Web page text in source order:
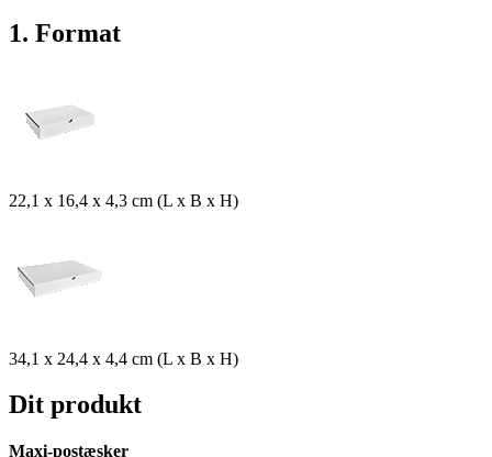
1. Format
22,1 x 16,4 x 4,3 cm (L x B x H)
34,1 x 24,4 x 4,4 cm (L x B x H)
Dit produkt
Maxi-postæsker